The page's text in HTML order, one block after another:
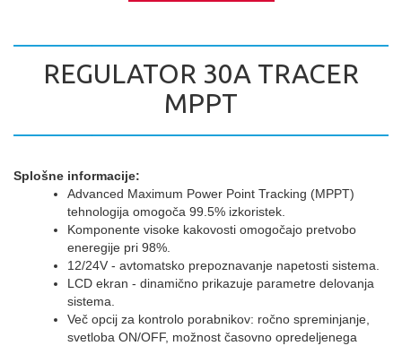
REGULATOR 30A TRACER
MPPT
Splošne informacije:
Advanced Maximum Power Point Tracking (MPPT)
tehnologija omogoča 99.5% izkoristek.
Komponente visoke kakovosti omogočajo pretvobo
eneregije pri 98%.
12/24V - avtomatsko prepoznavanje napetosti sistema.
LCD ekran - dinamično prikazuje parametre delovanja
sistema.
Več opcij za kontrolo porabnikov: ročno spreminjanje,
svetloba ON/OFF, možnost časovno opredeljenega